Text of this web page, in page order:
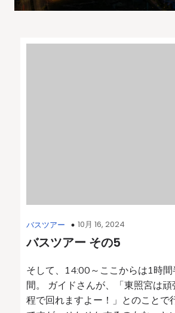
バスツアー 10月 16, 2024
バスツアー その5
そして、14:00～ここからは1時
間。 ガイドさんが、「東照宮は
程で回れますよー！」とのことで